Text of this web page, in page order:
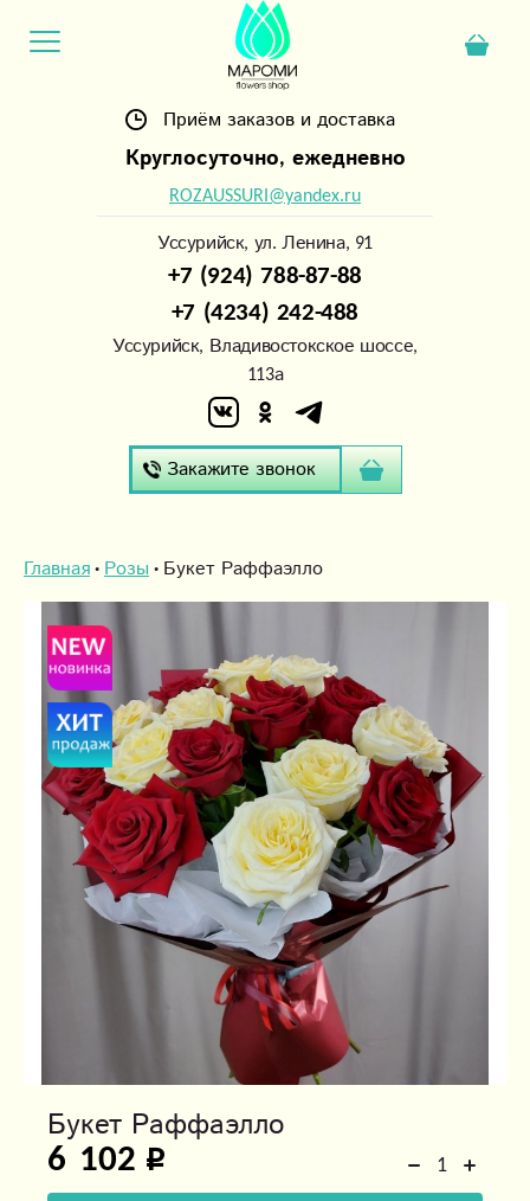
Приём заказов и доставка
Круглосуточно, ежедневно
ROZAUSSURI@yandex.ru
Уссурийск, ул. Ленина, 91
+7 (924) 788-87-88
+7 (4234) 242-488
Уссурийск, Владивостокское шоссе,
113а
Закажите звонок
Главная Розы Букет Раффаэлло
Букет Раффаэлло
6 102